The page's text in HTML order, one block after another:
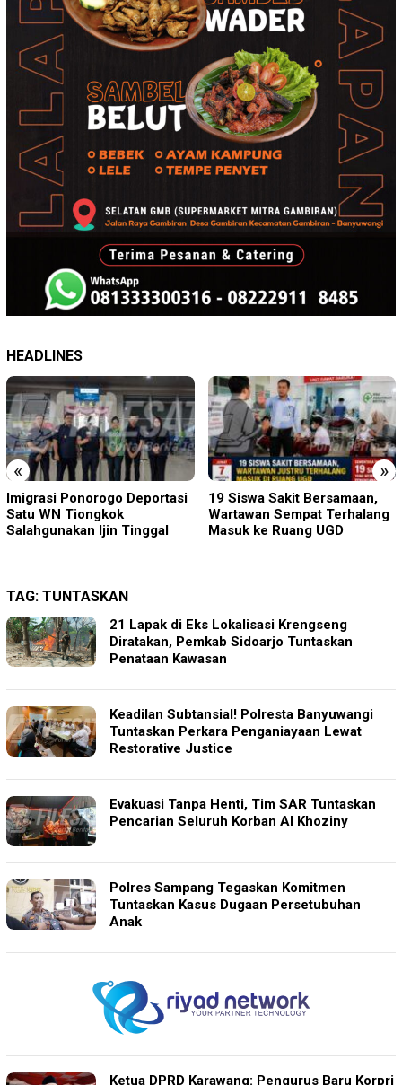
HEADLINES
« »
19 Siswa Sakit Bersamaan,
Wartawan Sempat Terhalang
Masuk ke Ruang UGD
Sambut HUT RI ke-81 di
Gunung Sanggabuana, KPU
Karawang Jaga Stamina
TAG: TUNTASKAN
21 Lapak di Eks Lokalisasi Krengseng
Diratakan, Pemkab Sidoarjo Tuntaskan
Penataan Kawasan
Keadilan Subtansial! Polresta Banyuwangi
Tuntaskan Perkara Penganiayaan Lewat
Restorative Justice
Evakuasi Tanpa Henti, Tim SAR Tuntaskan
Pencarian Seluruh Korban Al Khoziny
Polres Sampang Tegaskan Komitmen
Tuntaskan Kasus Dugaan Persetubuhan
Anak
Ketua DPRD Karawang: Pengurus Baru Korpri